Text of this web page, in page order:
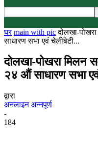
घर main with pic दोलखा-
साधारण सभा एवं चेलीबेटी...
दोलखा-पोखरा
२४ औं साधारण सभा
द्वारा
अनलाइन अन्नपूर्ण
-
184